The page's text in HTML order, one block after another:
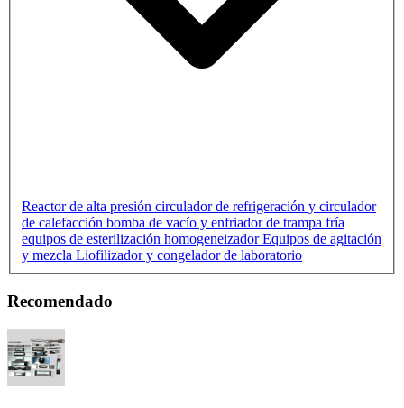
Reactor de alta presión circulador de refrigeración y circulador
de calefacción bomba de vacío y enfriador de trampa fría
equipos de esterilización homogeneizadorEquipos de agitación
y mezcla Liofilizador y congelador de laboratorio
Recomendado